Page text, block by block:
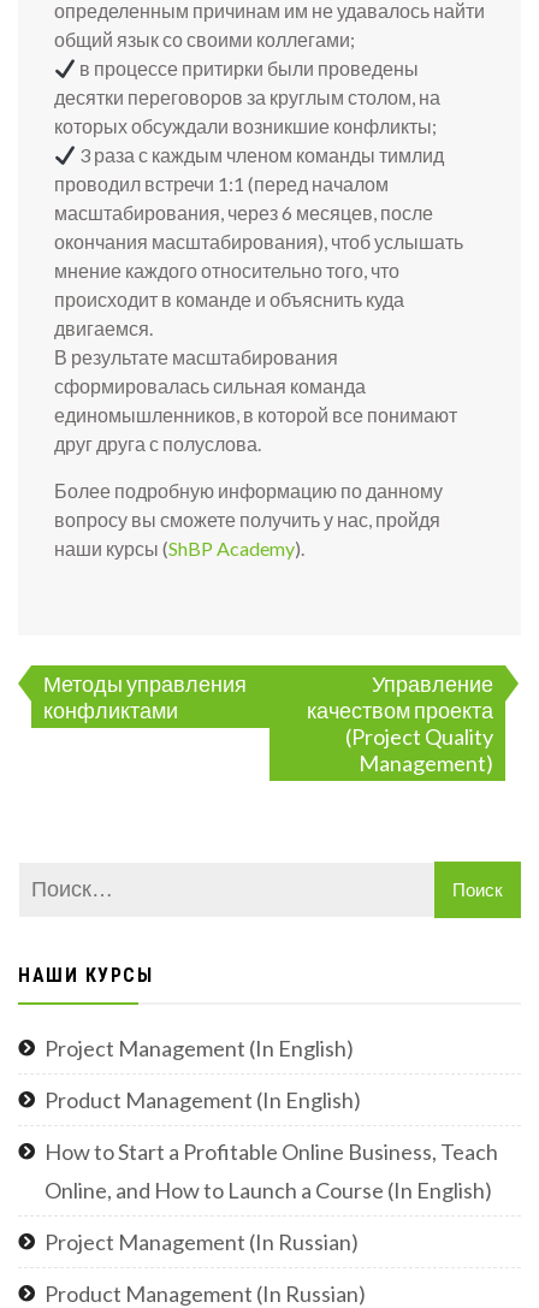
определенным причинам им не удавалось найти
общий язык со своими коллегами;
в процессе притирки были проведены
десятки переговоров за круглым столом, на
которых обсуждали возникшие конфликты;
3 раза с каждым членом команды тимлид
проводил встречи 1:1 (перед началом
масштабирования, через 6 месяцев, после
окончания масштабирования), чтоб услышать
мнение каждого относительно того, что
происходит в команде и объяснить куда
двигаемся.
В результате масштабирования
сформировалась сильная команда
единомышленников, в которой все понимают
друг друга с полуслова.
Более подробную информацию по данному
вопросу вы сможете получить у нас, пройдя
наши курсы (ShBP Academy).
по
записям
Методы управления
конфликтами
Управление
качеством проекта
(Project Quality
Management)
НАШИ КУРСЫ
Project Management (In English)
Product Management (In English)
How to Start a Profitable Online Business, Teach
Online, and How to Launch a Course (In English)
Project Management (In Russian)
Product Management (In Russian)